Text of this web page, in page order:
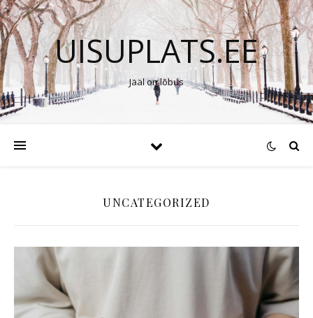
UISUPLATS.EE
Jääl on lõbus
UNCATEGORIZED